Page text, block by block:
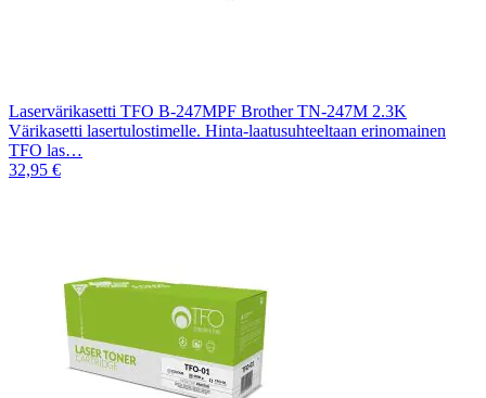
Laservärikasetti TFO B-247MPF Brother TN-247M 2.3K
Värikasetti lasertulostimelle. Hinta-laatusuhteeltaan erinomainen
TFO las…
32,95 €